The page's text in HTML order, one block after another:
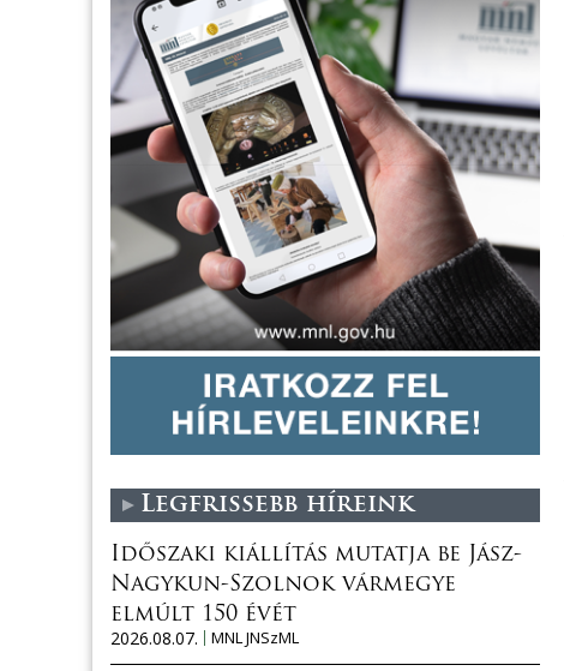
Legfrissebb híreink
Időszaki kiállítás mutatja be Jász-
Nagykun-Szolnok vármegye
elmúlt 150 évét
2026.08.07.
MNL JNSzML